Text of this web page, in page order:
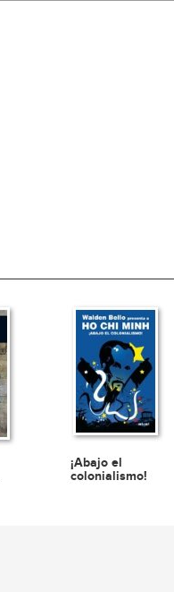
¡Abajo el
colonialismo!